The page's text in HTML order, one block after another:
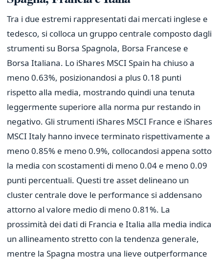
Tra i due estremi rappresentati dai mercati inglese e
tedesco, si colloca un gruppo centrale composto dagli
strumenti su Borsa Spagnola, Borsa Francese e
Borsa Italiana. Lo iShares MSCI Spain ha chiuso a
meno 0.63%, posizionandosi a plus 0.18 punti
rispetto alla media, mostrando quindi una tenuta
leggermente superiore alla norma pur restando in
negativo. Gli strumenti iShares MSCI France e iShares
MSCI Italy hanno invece terminato rispettivamente a
meno 0.85% e meno 0.9%, collocandosi appena sotto
la media con scostamenti di meno 0.04 e meno 0.09
punti percentuali. Questi tre asset delineano un
cluster centrale dove le performance si addensano
attorno al valore medio di meno 0.81%. La
prossimità dei dati di Francia e Italia alla media indica
un allineamento stretto con la tendenza generale,
mentre la Spagna mostra una lieve outperformance